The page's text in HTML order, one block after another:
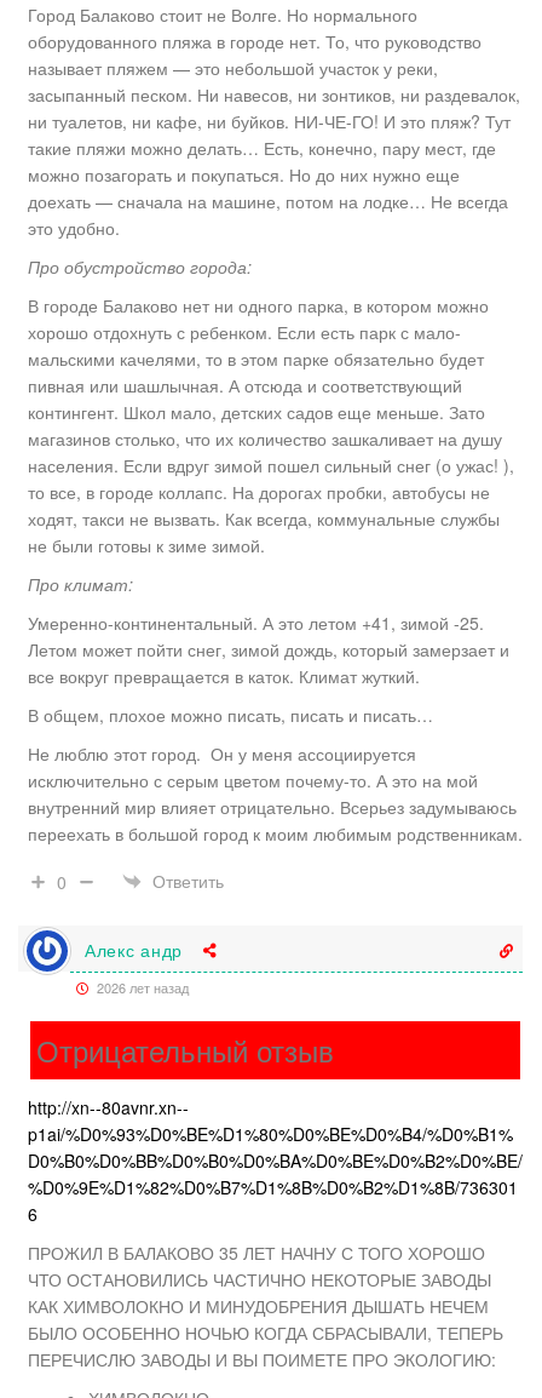
Город Балаково стоит не Волге. Но нормального
оборудованного пляжа в городе нет. То, что руководство
называет пляжем — это небольшой участок у реки,
засыпанный песком. Ни навесов, ни зонтиков, ни раздевалок,
ни туалетов, ни кафе, ни буйков. НИ-ЧЕ-ГО! И это пляж? Тут
такие пляжи можно делать… Есть, конечно, пару мест, где
можно позагорать и покупаться. Но до них нужно еще
доехать — сначала на машине, потом на лодке… Не всегда
это удобно.
Про обустройство города:
В городе Балаково нет ни одного парка, в котором можно
хорошо отдохнуть с ребенком. Если есть парк с мало-
мальскими качелями, то в этом парке обязательно будет
пивная или шашлычная. А отсюда и соответствующий
контингент. Школ мало, детских садов еще меньше. Зато
магазинов столько, что их количество зашкаливает на душу
населения. Если вдруг зимой пошел сильный снег (о ужас! ),
то все, в городе коллапс. На дорогах пробки, автобусы не
ходят, такси не вызвать. Как всегда, коммунальные службы
не были готовы к зиме зимой.
Про климат:
Умеренно-континентальный. А это летом +41, зимой -25.
Летом может пойти снег, зимой дождь, который замерзает и
все вокруг превращается в каток. Климат жуткий.
В общем, плохое можно писать, писать и писать…
Не люблю этот город. Он у меня ассоциируется
исключительно с серым цветом почему-то. А это на мой
внутренний мир влияет отрицательно. Всерьез задумываюсь
переехать в большой город к моим любимым родственникам.
0
Ответить
Алекс андр
2026 лет назад
Отрицательный отзыв
http://xn--80avnr.xn--
p1ai/%D0%93%D0%BE%D1%80%D0%BE%D0%B4/%D0%B1%
D0%B0%D0%BB%D0%B0%D0%BA%D0%BE%D0%B2%D0%BE/
%D0%9E%D1%82%D0%B7%D1%8B%D0%B2%D1%8B/736301
6
ПРОЖИЛ В БАЛАКОВО 35 ЛЕТ НАЧНУ С ТОГО ХОРОШО
ЧТО ОСТАНОВИЛИСЬ ЧАСТИЧНО НЕКОТОРЫЕ ЗАВОДЫ
КАК ХИМВОЛОКНО И МИНУДОБРЕНИЯ ДЫШАТЬ НЕЧЕМ
БЫЛО ОСОБЕННО НОЧЬЮ КОГДА СБРАСЫВАЛИ, ТЕПЕРЬ
ПЕРЕЧИСЛЮ ЗАВОДЫ И ВЫ ПОИМЕТЕ ПРО ЭКОЛОГИЮ: